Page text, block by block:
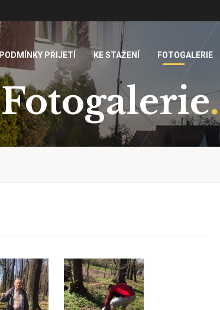
PODMÍNKY PŘIJETÍ KE STAŽENÍ FOTOGALERIE
Fotogalerie.